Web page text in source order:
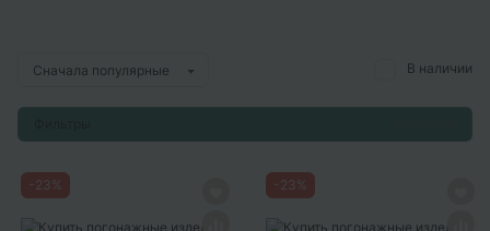
Сначала популярные В наличии
23 % 23 %